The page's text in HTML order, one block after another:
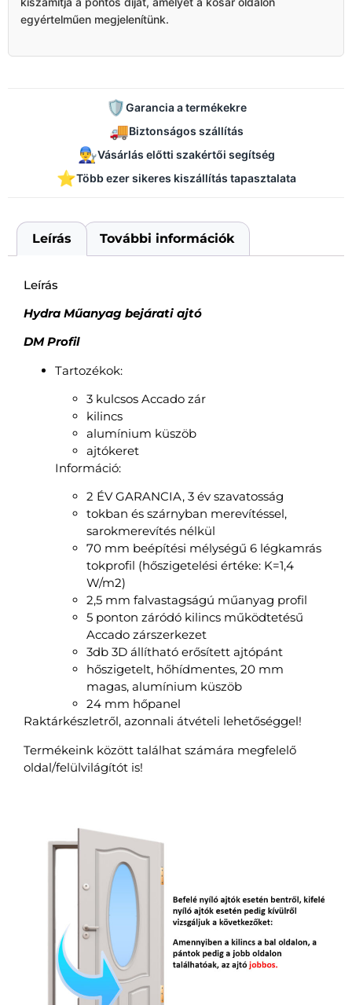
egyértelműen megjelenítünk.
🛡️Garancia a termékekre
🚚Biztonságos szállítás
👨‍🔧Vásárlás előtti szakértői segítség
⭐Több ezer sikeres kiszállítás tapasztalata
Leírás További információk
Leírás
Hydra Műanyag bejárati ajtó
DM Profil
Tartozékok:
3 kulcsos Accado zár
kilincs
alumínium küszöb
ajtókeret
Információ:
2 ÉV GARANCIA, 3 év szavatosság
tokban és szárnyban merevítéssel,
sarokmerevítés nélkül
70 mm beépítési mélységű 6 légkamrás
tokprofil (hőszigetelési értéke: K=1,4
W/m2)
2,5 mm falvastagságú műanyag profil
5 ponton záródó kilincs működtetésű
Accado zárszerkezet
3db 3D állítható erősített ajtópánt
hőszigetelt, hőhídmentes, 20 mm
magas, alumínium küszöb
24 mm hőpanel
Raktárkészletről, azonnali átvételi lehetőséggel!
Termékeink között találhat számára megfelelő
oldal/felülvilágítót is!